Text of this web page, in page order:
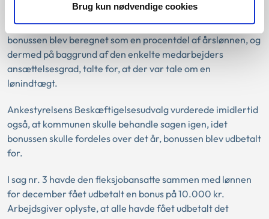
Brug kun nødvendige cookies
Udvalget var også enige med kommunen i, at det, at
bonussen blev beregnet som en procentdel af årslønnen, og
dermed på baggrund af den enkelte medarbejders
ansættelsesgrad, talte for, at der var tale om en
lønindtægt.
Ankestyrelsens Beskæftigelsesudvalg vurderede imidlertid
også, at kommunen skulle behandle sagen igen, idet
bonussen skulle fordeles over det år, bonussen blev udbetalt
for.
I sag nr. 3 havde den fleksjobansatte sammen med lønnen
for december fået udbetalt en bonus på 10.000 kr.
Arbejdsgiver oplyste, at alle havde fået udbetalt det